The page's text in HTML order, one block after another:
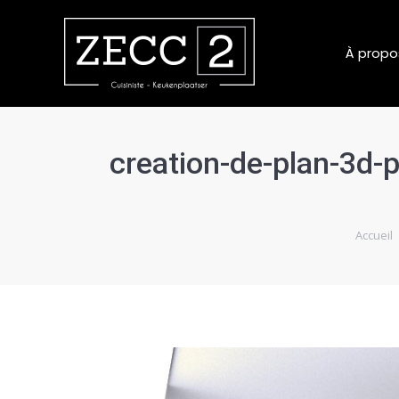
À
creation-de-plan-3d-
Vous
Accueil